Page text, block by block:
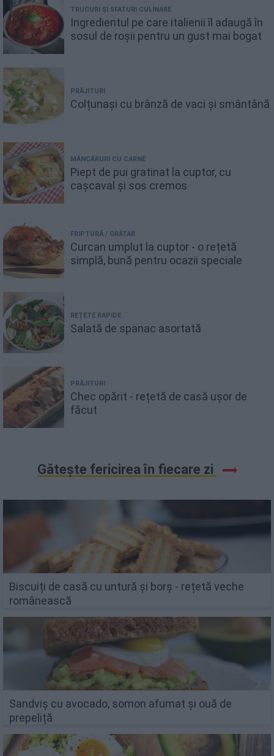
TRUCURI ȘI SFATURI CULINARE
Ingredientul pe care italienii îl adaugă în
sosul de roșii pentru un gust mai bogat
PRĂJITURI
Colțunași cu brânză de vaci și smântână
MÂNCĂRURI CU CARNE
Piept de pui gratinat la cuptor, cu
cașcaval și sos cremos
FRIPTURĂ / GRĂTAR
Curcan umplut la cuptor - o rețetă
simplă, bună pentru ocazii speciale
REȚETE RAPIDE
Salată de spanac asortată
PRĂJITURI
Chec opărit - rețetă de casă ușor de
făcut
Gătește fericirea în fiecare zi
Biscuiți de casă cu untură și borș - rețetă veche
românească
Sandviș cu avocado, somon afumat și ouă de
prepeliță